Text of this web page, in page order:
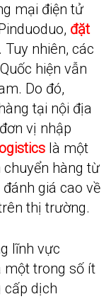
mại điện tử
đặt
Tuy nhiên, các
hiện vẫn
Do đó,
tại nội địa
vị nhập
là một
chuyển hàng từ
giá cao về
thị trường.
lĩnh vực
một trong số ít
cấp dịch